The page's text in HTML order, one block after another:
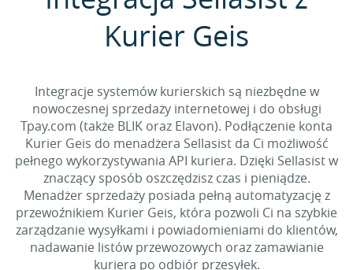
Kurier Geis
Integracje systemów kurierskich są niezbędne w
nowoczesnej sprzedaży internetowej i do obsługi
Tpay.com (także BLIK oraz Elavon). Podłączenie konta
Kurier Geis do menadżera Sellasist da Ci możliwość
pełnego wykorzystywania API kuriera. Dzięki Sellasist w
znaczący sposób oszczędzisz czas i pieniądze.
Menadżer sprzedaży posiada pełną automatyzację z
przewoźnikiem Kurier Geis, która pozwoli Ci na szybkie
zarządzanie wysyłkami i powiadomieniami do klientów,
nadawanie listów przewozowych oraz zamawianie
kuriera po odbiór przesyłek.